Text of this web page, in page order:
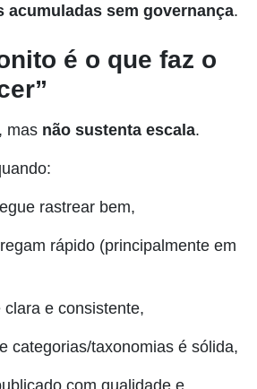
acumuladas sem governança.
é o que faz o
mas não sustenta escala.
rastrear bem,
rápido (principalmente em
e consistente,
categorias/taxonomias é sólida,
com qualidade e